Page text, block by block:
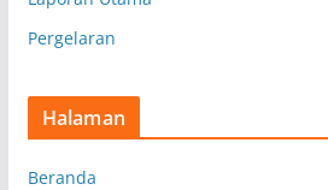
Pergelaran
Halaman
Beranda